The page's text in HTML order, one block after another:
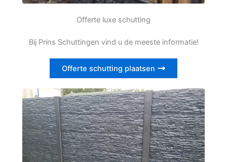
Offerte luxe schutting
Bij Prins Schuttingen vind u de meeste informatie!
Offerte schutting plaatsen